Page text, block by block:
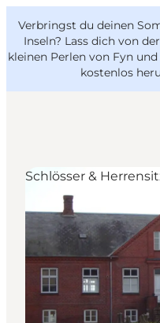
Verbringst du deinen
Inseln? Lass dich von
kleinen Perlen von Fyn
kostenlos
Reise Ideen
Outdoor & bike
Essen & trinken
Übernachtung
VisitFyn
Deutsch
Schlösser &